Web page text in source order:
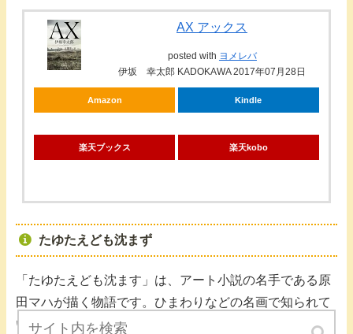
AX アックス
posted with ヨメレバ
伊坂 幸太郎 KADOKAWA 2017年07月28日
Amazon Kindle
楽天ブックス 楽天kobo
たゆたえども沈まず
「たゆたえども沈ます」は、アート小説の名手である原
田マハが描く物語です。ひまわりなどの名画で知られて
いるフィンセント・ファン・ゴッホ。